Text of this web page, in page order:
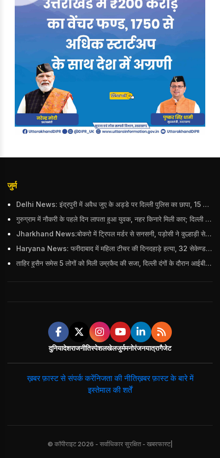
जुर्म
Delhi News: इंद्रपुरी में अवैध जुए के अड्डे पर दिल्ली पुलिस का छापा, 15 जुआरियों को पकड़ा; ₹3.61 लाख नकद और अन्य सामान बरामद
गुरुग्राम में नौकरी के पहले दिन लापता हुआ युवक, नहर किनारे मिली कार; दिल्ली पुलिस ने दर्ज की FIR
Jharkhand News:बोकरो में ट्रिपल मर्डर से सनसनी, पड़ोसी ने कुल्हाड़ी से पति-पत्नी और बहु की हत्या की
Haryana News: फरीदाबाद में महिला टीचर की दिनदहाड़े हत्या, 32 सेकेण्ड में 34 बार किया वार
ताहिर हुसैन समेस 5 लोगों को मिली उम्रकैद की सजा, दिल्ली दंगों के दौरान आईबी अधिकारी का किया था कत्ल
दुनियादेशराजनीतिस्पेशलखेलजुर्ममनोरंजनयात्रागैजेट
ख़बर फ़ास्ट से संपर्क करेंनिजता की नीतिख़बर फ़ास्ट के बारे में
इस्तेमाल की शर्तें
© कॉपीराइट 2026 - सर्वाधिकार सुरक्षित - खबरफास्ट|